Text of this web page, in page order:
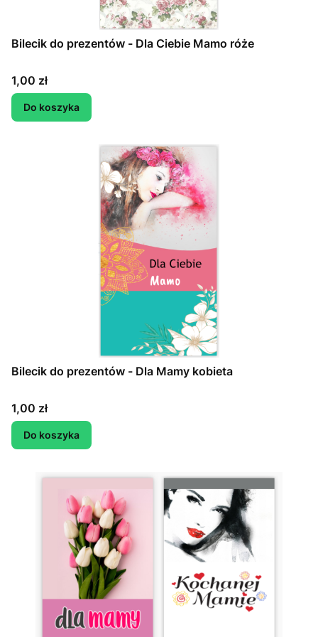
Bilecik do prezentów - Dla Ciebie Mamo róże
Cena
1,00 zł
Do koszyka
Bilecik do prezentów - Dla Mamy kobieta
Cena
1,00 zł
Do koszyka